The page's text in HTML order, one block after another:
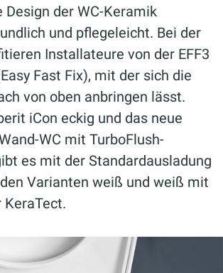
Design der WC-Keramik
und pflegeleicht. Bei der
Installateure von der EFF3
Fast Fix), mit der sich die
von oben anbringen lässt.
iCon eckig und das neue
WC mit TurboFlush-
es mit der Standardausladung
Varianten weiß und weiß mit
KeraTect.